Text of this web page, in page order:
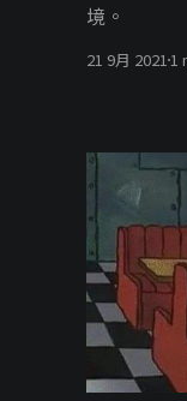
境。
21 9月 20211